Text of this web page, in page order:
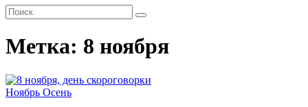
Метка: 8 ноября
Ноябрь Осень